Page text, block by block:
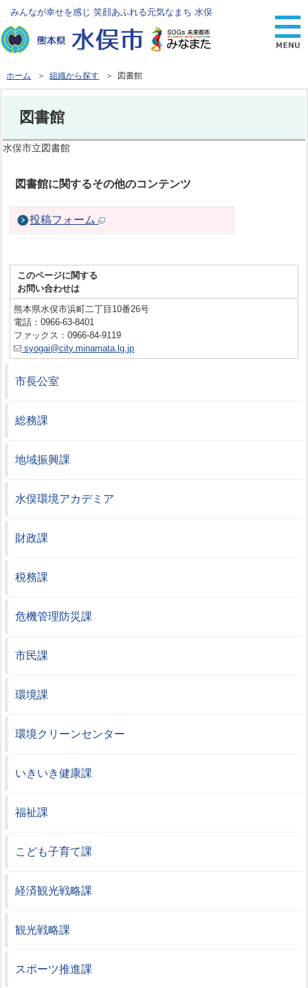
みんなが幸せを感じ 笑顔あふれる元気なまち 水俣
ホーム ＞組織から探す ＞ 図書館
図書館
水俣市立図書館
図書館に関するその他のコンテンツ
投稿フォーム
このページに関する
お問い合わせは
熊本県水俣市浜町二丁目10番26号
電話：0966-63-8401
ファックス：0966-84-9119
syogai@city.minamata.lg.jp
市長公室
総務課
地域振興課
水俣環境アカデミア
財政課
税務課
危機管理防災課
市民課
環境課
環境クリーンセンター
いきいき健康課
福祉課
こども子育て課
経済観光戦略課
観光戦略課
スポーツ推進課